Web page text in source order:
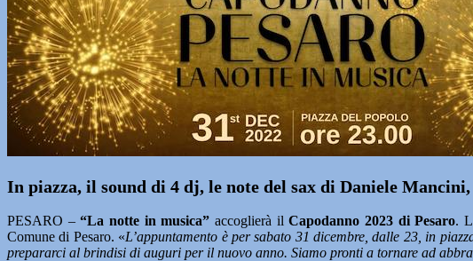
In piazza, il sound di 4 dj, le note del sax di Daniele
PESARO –“La notte in musica” accoglierà ilCapodanno 2023 di Pesaro.
Comune di Pesaro. «L’appuntamento è per sabato 31 dicembre, dalle 23, in
prepararci al brindisi di auguri per il nuovo anno. Siamo pronti a tornare ad